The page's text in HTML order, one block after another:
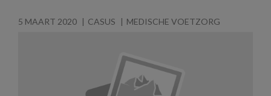
5 MAART 2020 CASUS MEDISCHE VOETZORG